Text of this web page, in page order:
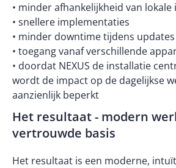
• minder afhankelijkheid van lokale
• snellere implementaties
• minder downtime tijdens
• toegang vanaf verschillende
• doordat NEXUS de installatie
wordt de impact op de dagelijkse
aanzienlijk beperkt
Het resultaat - modern
vertrouwde basis
Het resultaat is een moderne,